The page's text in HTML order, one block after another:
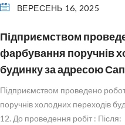
ВЕРЕСЕНЬ 16, 2025
Підприємством
фарбування поручнів
будинку за адресою
Підприємством проведено
поручнів холодних переходів
12. До проведення робіт : Після: